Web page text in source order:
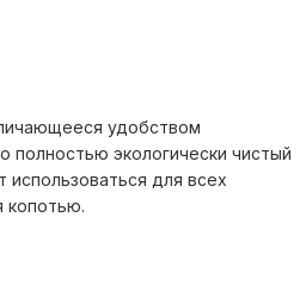
удобством
полностью экологически чистый
для всех
копотью.